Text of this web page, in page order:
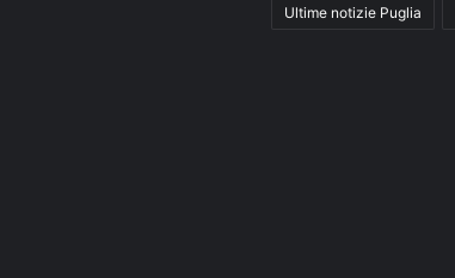
Ultime notizie Puglia